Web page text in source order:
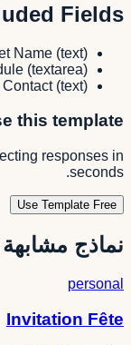
Fields
Name (text)
(textarea)
Contact (text)
this template?
responses in
seconds.
Use Template Free
نماذج
personal
Invitation Fête